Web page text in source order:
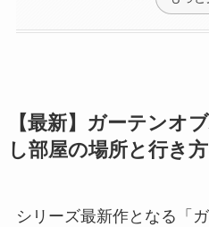
【最新】ガーテンオ
し部屋の場所と行き
シリーズ最新作となる「